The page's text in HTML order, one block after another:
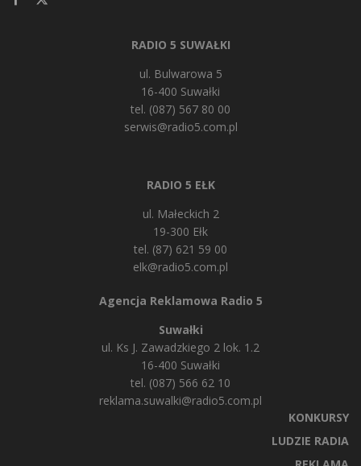
RADIO 5 SUWAŁKI
ul. Bulwarowa 5
16-400 Suwałki
tel. (087) 567 80 00
serwis@radio5.com.pl
RADIO 5 EŁK
ul. Małeckich 2
19-300 Ełk
tel. (87) 621 59 00
elk@radio5.com.pl
Agencja Reklamowa Radio 5
Suwałki
ul. Ks J. Zawadzkiego 2 lok. 1.2
16-400 Suwałki
tel. (087) 566 62 10
reklama.suwalki@radio5.com.pl
KONKURSY
LUDZIE RADIA